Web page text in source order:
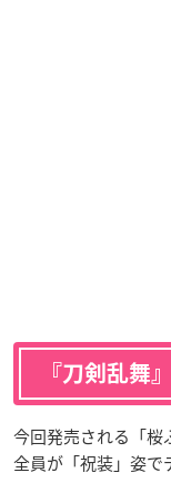
『刀剣乱舞
今回発売される「桜
全員が「祝装」姿で